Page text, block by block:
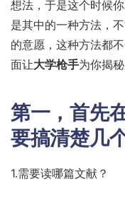
想法，于是这个时候
是其中的一种方法，
的意愿，这种方法都
面让大学枪手为你揭秘
第一，首先
要搞清楚几
1.需要读哪篇文献？